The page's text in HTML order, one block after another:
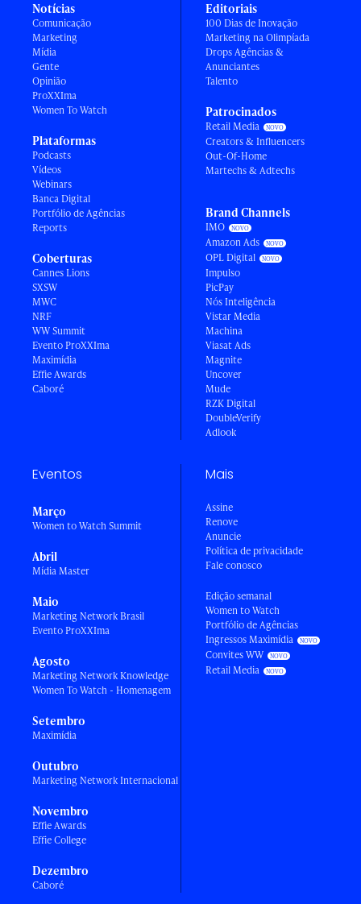
Notícias
Comunicação
Marketing
Mídia
Gente
Opinião
ProXXIma
Women To Watch
Plataformas
Podcasts
Vídeos
Webinars
Banca Digital
Portfólio de Agências
Reports
Coberturas
Cannes Lions
SXSW
MWC
NRF
WW Summit
Evento ProXXIma
Maximídia
Effie Awards
Caboré
Editoriais
100 Dias de Inovação
Marketing na Olimpíada
Drops Agências &
Anunciantes
Talento
Patrocinados
Retail Media
Creators & Influencers
Out-Of-Home
Martechs & Adtechs
Brand Channels
IMO
Amazon Ads
OPL Digital
Impulso
PicPay
Nós Inteligência
Vistar Media
Machina
Viasat Ads
Magnite
Uncover
Mude
RZK Digital
DoubleVerify
Adlook
Eventos
Março
Women to Watch Summit
Abril
Mídia Master
Maio
Marketing Network Brasil
Evento ProXXIma
Agosto
Marketing Network Knowledge
Women To Watch - Homenagem
Setembro
Maximídia
Outubro
Marketing Network Internacional
Novembro
Effie Awards
Effie College
Dezembro
Caboré
Mais
Assine
Renove
Anuncie
Política de privacidade
Fale conosco
Edição semanal
Women to Watch
Portfólio de Agências
Ingressos Maximídia
Convites WW
Retail Media